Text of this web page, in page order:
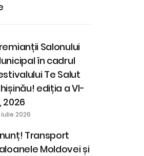
Salonului
în cadrul
Te Salut
ediția a VI-
2026
iulie 2026
Transport
Moldovei și